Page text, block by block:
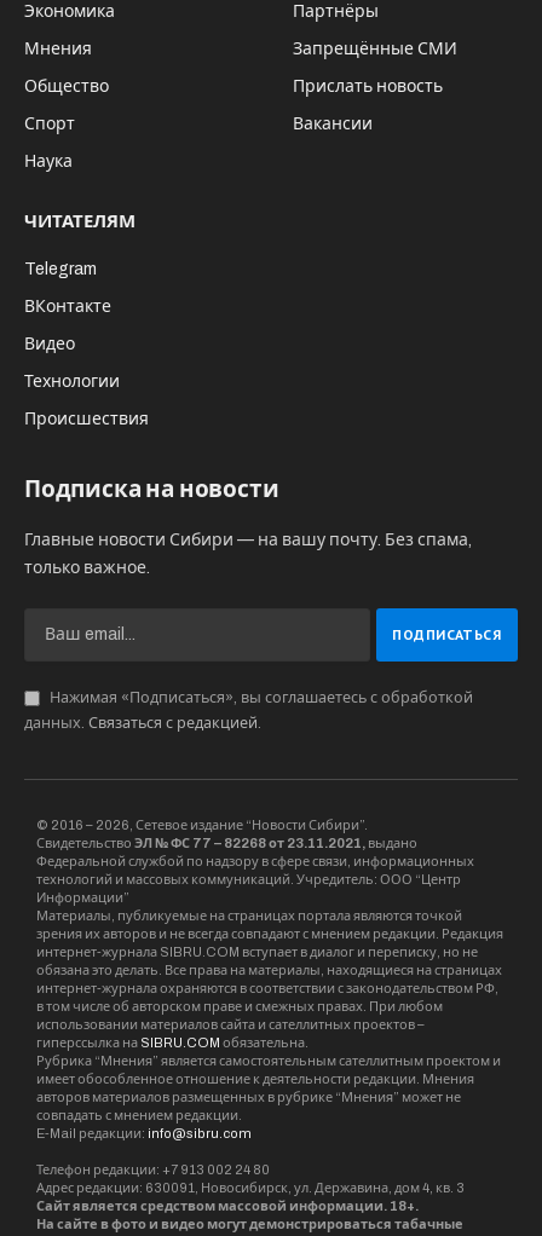
Экономика
Мнения
Общество
Спорт
Наука
Партнёры
Запрещённые СМИ
Прислать новость
Вакансии
ЧИТАТЕЛЯМ
Telegram
ВКонтакте
Видео
Технологии
Происшествия
Подписка на новости
Главные новости Сибири — на вашу почту. Без спама,
только важное.
Нажимая «Подписаться», вы соглашаетесь с обработкой
данных. Связаться с редакцией
© 2016 – 2026, Сетевое издание “Новости Сибири”.
Свидетельство ЭЛ № ФС 77 – 82268 от 23.11.2021, выдано
Федеральной службой по надзору в сфере связи, информационных
технологий и массовых коммуникаций. Учредитель: ООО “Центр
Информации”
Материалы, публикуемые на страницах портала являются точкой
зрения их авторов и не всегда совпадают с мнением редакции. Редакция
интернет-журнала SIBRU.COM вступает в диалог и переписку, но не
обязана это делать. Все права на материалы, находящиеся на страницах
интернет-журнала охраняются в соответствии с законодательством РФ,
в том числе об авторском праве и смежных правах. При любом
использовании материалов сайта и сателлитных проектов –
гиперссылка на SIBRU.COM обязательна.
Рубрика “Мнения” является самостоятельным сателлитным проектом и
имеет обособленное отношение к деятельности редакции. Мнения
авторов материалов размещенных в рубрике “Мнения” может не
совпадать с мнением редакции.
E-Mail редакции: info@sibru.com
Телефон редакции: +7 913 002 24 80
Адрес редакции: 630091, Новосибирск, ул. Державина, дом 4, кв. 3
Сайт является средством массовой информации. 18+.
На сайте в фото и видео могут демонстрироваться табачные